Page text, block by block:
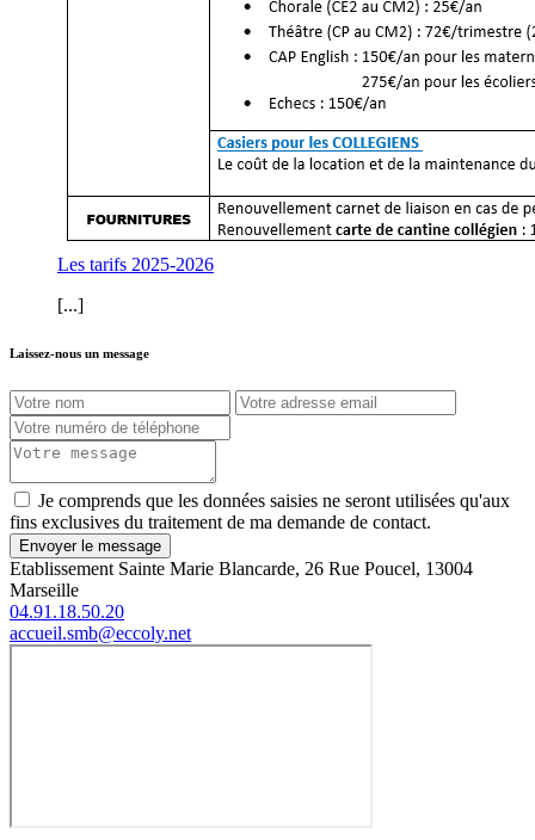
Les tarifs 2025-2026
[...]
Laissez-nous un message
Je comprends que les données saisies ne seront utilisées qu'aux
fins exclusives du traitement de ma demande de contact.
Envoyer le message
Etablissement Sainte Marie Blancarde, 26 Rue Poucel, 13004
Marseille
04.91.18.50.20
accueil.smb@eccoly.net